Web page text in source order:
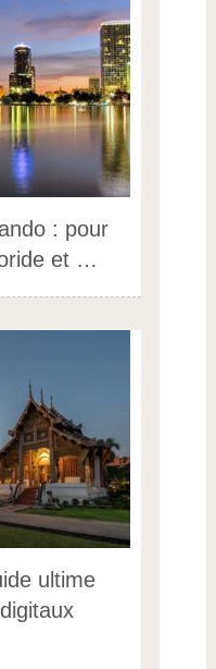
: pour
et …
ultime